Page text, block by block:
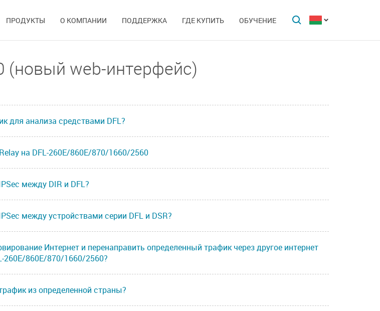
ПРОДУКТЫ О КОМПАНИИ ПОДДЕРЖКА ГДЕ КУПИТЬ ОБУЧЕНИЕ
web-интерфейс)
для анализа средствами DFL?
на DFL-260E/860E/870/1660/2560
между DIR и DFL?
между устройствами серии DFL и DSR?
Интернет и перенаправить определенный трафик через другое интернет
260E/860E/870/1660/2560?
из определенной страны?